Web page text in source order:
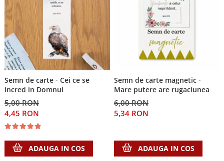
Semn de carte - Cei ce se
incred in Domnul
5,00 RON
4,45 RON
ADAUGA IN COS
Semn de carte magnetic -
Mare putere are rugaciunea
6,00 RON
5,34 RON
ADAUGA IN COS